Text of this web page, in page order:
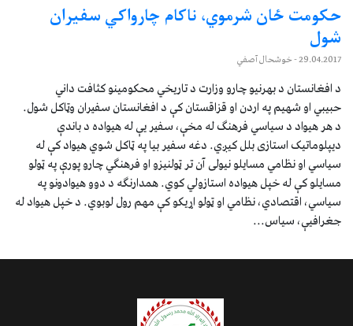
حکومت ځان شرموي، ناکام چارواکي سفيران
شول
29.04.2017- خوشحال آصفي
د افغانستان د بهرنيو چارو وزارت د تاريخي محکومينو کثافت داني
حبيبي او شهيم په اردن او قزاقستان کې د افغانستان سفيران وټاکل شول.
د هر هيواد د سياسي فرهنګ له مخې، سفير يې له هيواده د باندې
ديپلوماتيک استازی بلل کيږي. دغه سفير بيا په ټاکل شوي هيواد کې له
سياسي او نظامي مسايلو نيولی آن تر ټولنيزو او فرهنګي چارو پورې په ټولو
مسايلو کې له خپل هيواده استازولي کوي. همدارنګه د دوو هيوادونو په
سياسي، اقتصادي، نظامي او ټولو اړيکو کې مهم رول لوبوي. د خپل هيواد له
جغرافيې، سياس...